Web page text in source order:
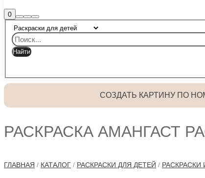
0Боковая
панель
магазина
Найти
Больше
информации
Главное
меню
СОЗДАТЬ КАРТИНУ ПО
РАСКРАСКА АМАНГАСТ
ГЛАВНАЯ / КАТАЛОГ / РАСКРАСКИ ДЛЯ ДЕТЕЙ / РАСКРАСКИ